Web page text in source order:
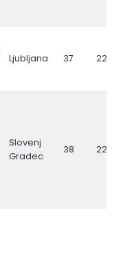
Ljubljana 37
Slovenj
Gradec
38 22732